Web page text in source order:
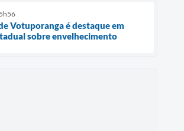
Votuporanga é destaque em
sobre envelhecimento